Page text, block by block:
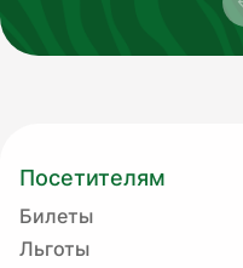
Посетителям
Билеты
Льготы